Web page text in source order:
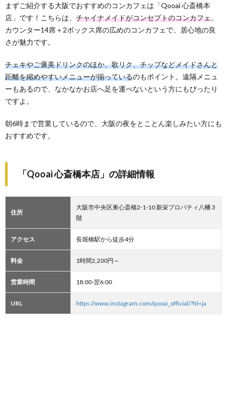
まずご紹介する大阪でおすすめのコンカフェは「Qooai 心斎橋本
店」です！こちらは、 チャイナメイドがコンセプトのコンカフェ。
カウンター14席＋2ボックス席の広めのコンカフェで、居心地の良
さが魅力です。
チェキやご褒美ドリンクのほか、歌リク、チップなどメイドさんと
距離を縮めやすいメニューが揃っているのもポイント。遠隔メニュ
ーもあるので、なかなかお店へ足を運べないという方にもぴったり
ですよ。
朝6時まで営業しているので、大阪の夜をとことん楽しみたい方にも
おすすめです。
「Qooai 心斎橋本店」の詳細情報
住所
大阪市中央区東心斎橋2-1-10 新栄プロパティ八幡 3
階
アクセス 長堀橋駅から徒歩4分
料金 1時間2,200円～
営業時間 18:00-翌6:00
URL https://www.instagram.com/qooai_official/?hl=ja